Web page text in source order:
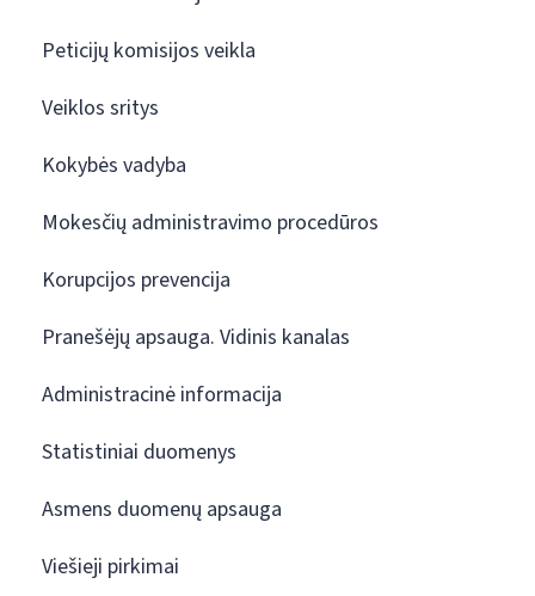
Peticijų komisijos veikla
Veiklos sritys
Kokybės vadyba
Mokesčių administravimo procedūros
Korupcijos prevencija
Pranešėjų apsauga. Vidinis kanalas
Administracinė informacija
Statistiniai duomenys
Asmens duomenų apsauga
Viešieji pirkimai